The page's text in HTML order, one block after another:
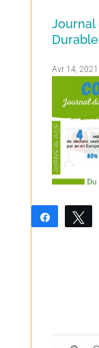
Journal
Avr 14, 2021
Partagez